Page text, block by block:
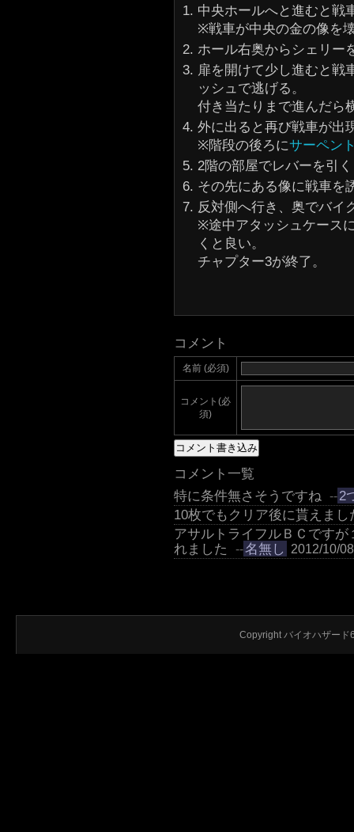
中央ホールへと進むと戦
※戦車が中央の金の像を
ホール右奥からシェリー
扉を開けて少し進むと戦
ッシュで逃げる。
付き当たりまで進んだら
外に出ると再び戦車が出
※階段の後ろにサーペン
2階の部屋でレバーを引
その先にある像に戦車を
反対側へ行き、奥でバイ
※途中アタッシュケース
くと良い。
チャプター3が終了。
コメント
名前 (必須)
コメント(必
須)
コメント一覧
特に条件無さそうですね --2
10枚でもクリア後に貰えまし
アサルトライフルＢＣです
れました
--名無し 2012/10/
Copyright バイオハザー